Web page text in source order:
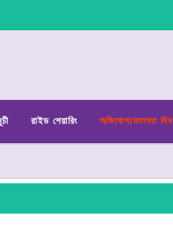
রাইড শেয়ারিং অভিযোগ/মতামত দিন